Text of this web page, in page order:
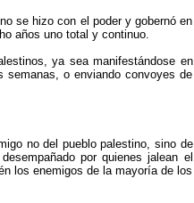
se hizo con el poder y gobernó en
años uno total y continuo.
ya sea manifestándose en
o enviando convoyes de
no del pueblo palestino, sino de
por quienes jalean el
los enemigos de la mayoría de los